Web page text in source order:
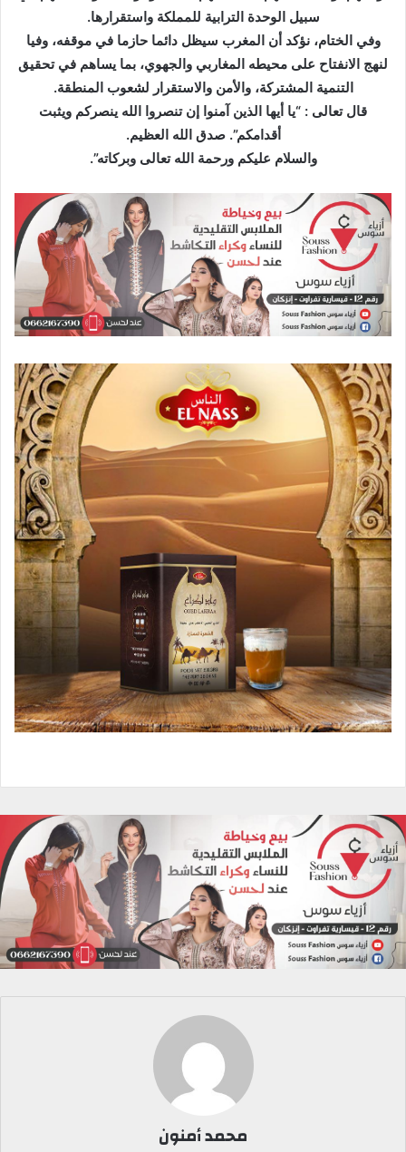
سبيل الوحدة الترابية للمملكة واستقرارها.
وفي الختام، نؤكد أن المغرب سيظل دائما حازما في موقفه، وفيا
لنهج الانفتاح على محيطه المغاربي والجهوي، بما يساهم في تحقيق
التنمية المشتركة، والأمن والاستقرار لشعوب المنطقة.
قال تعالى : “يا أيها الذين آمنوا إن تنصروا الله ينصركم ويثبت
أقدامكم”. صدق الله العظيم.
والسلام عليكم ورحمة الله تعالى وبركاته”.
محمد أمنون